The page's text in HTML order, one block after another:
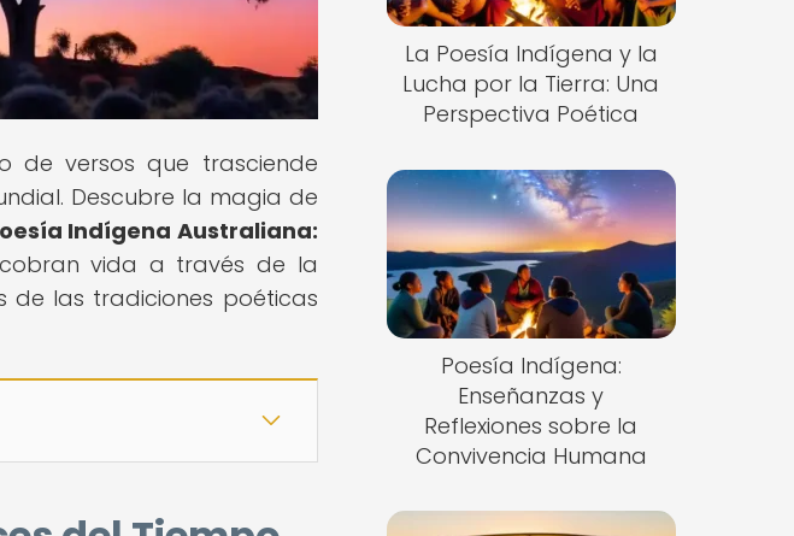
de versos que trasciende
Descubre la magia de
Indígena Australiana:
vida a través de la
de las tradiciones poéticas
La Poesía Indígena y la
Lucha por la Tierra: Una
Perspectiva Poética
Poesía Indígena:
Enseñanzas y
Reflexiones sobre la
Convivencia Humana